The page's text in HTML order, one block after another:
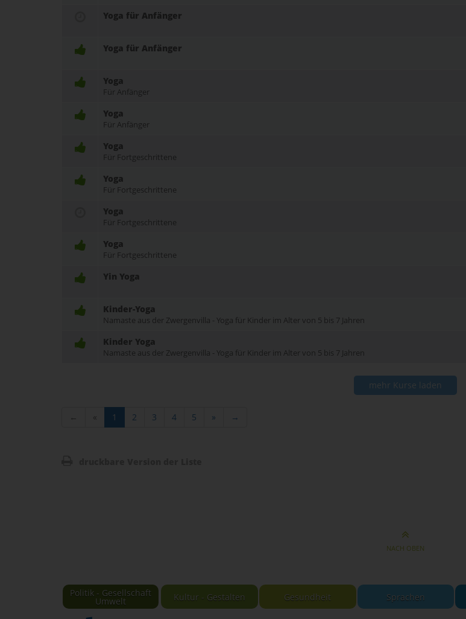
Yoga für Anfänger
Yoga für Anfänger
Yoga
Für Anfänger
Yoga
Für Anfänger
Yoga
Für Fortgeschrittene
Yoga
Für Fortgeschrittene
Yoga
Für Fortgeschrittene
Yoga
Für Fortgeschrittene
Yin Yoga
Kinder-Yoga
Namaste aus der Zwergenvilla - Yoga für Kinder im Alter von 5 bis 7 Jahren
Kinder Yoga
Namaste aus der Zwergenvilla - Yoga für Kinder im Alter von 5 bis 7 Jahren
mehr Kurse laden
← « 1 2 3 4 5 » →
NACH OBEN
Politik - Gesellschaft
Umwelt Kultur - Gestalten Gesundheit Sprachen